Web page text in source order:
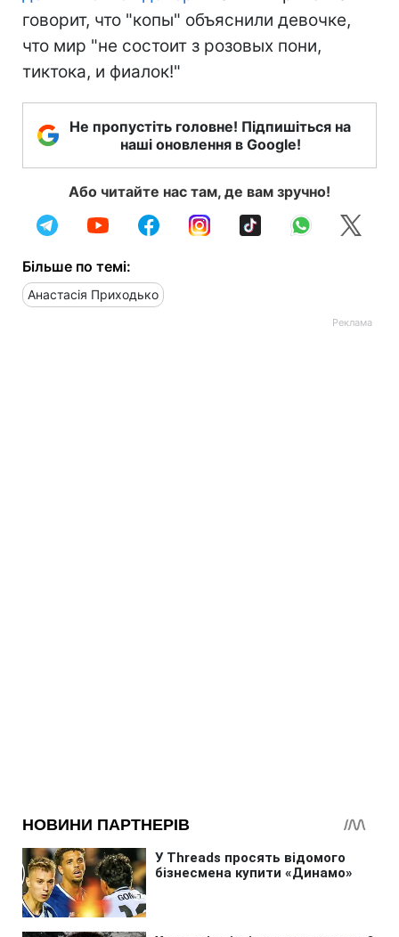
говорит, что "копы" объяснили девочке,
что мир "не состоит з розовых пони,
тиктока, и фиалок!"
Не пропустіть головне! Підпишіться на
наші оновлення в Google!
Або читайте нас там, де вам зручно!
Більше по темі:
Анастасія Приходько